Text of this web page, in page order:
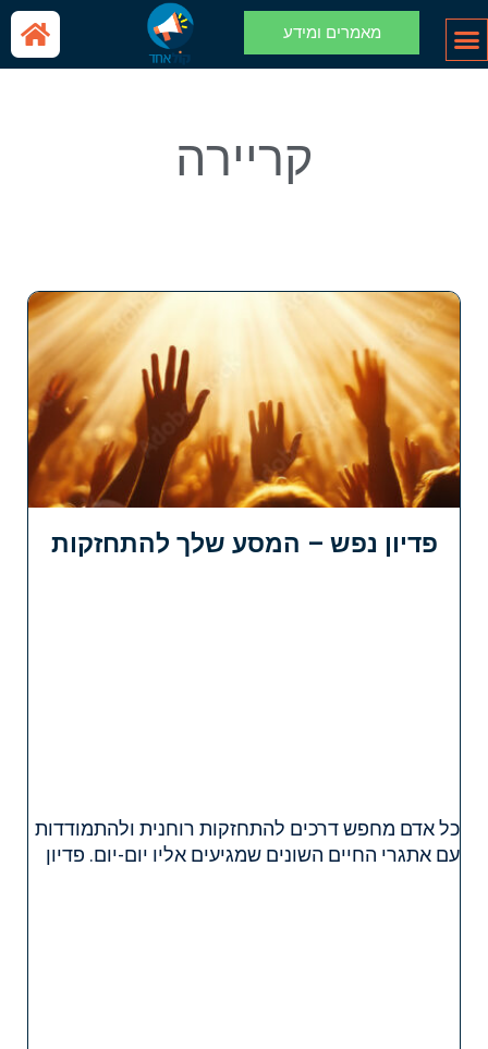
מאמרים ומידע
קריירה
פדיון נפש – המסע שלך להתחזקות
כל אדם מחפש דרכים להתחזקות רוחנית ולהתמודדות
עם אתגרי החיים השונים שמגיעים אליו יום-יום. פדיון